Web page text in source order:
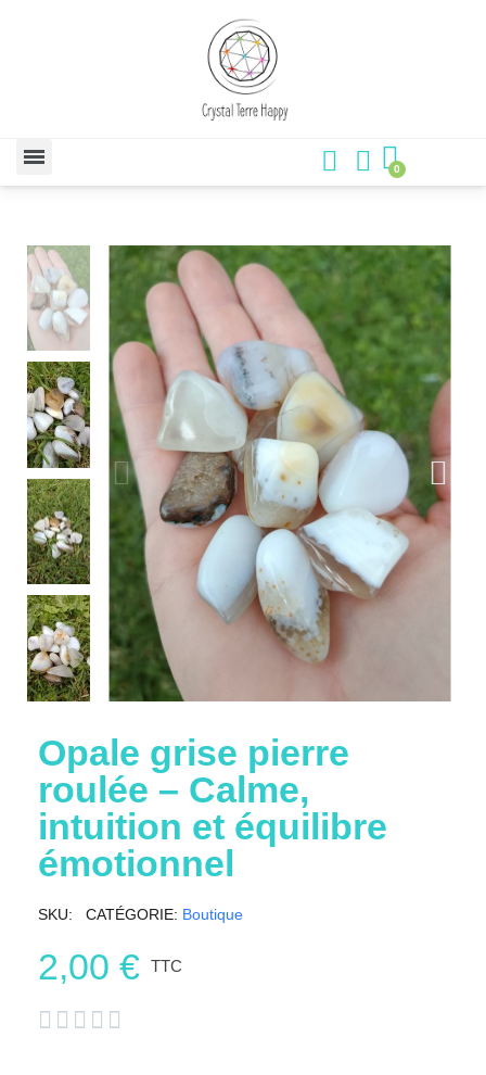
Opale grise pierre
roulée – Calme,
intuition et équilibre
émotionnel
SKU CATÉGORIE Boutique
2,00 € TTC
    